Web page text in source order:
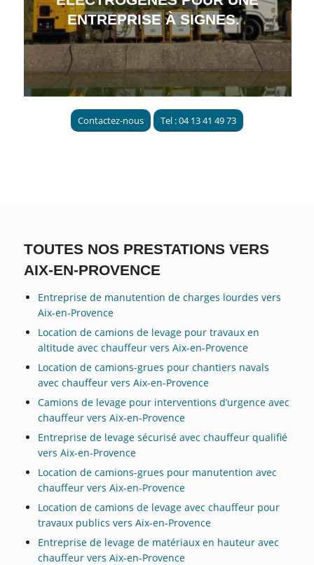
ENTREPRISE À SIGNES.
Contactez-nous Tel : 04 13 41 49 73
TOUTES NOS PRESTATIONS VERS
AIX-EN-PROVENCE
Entreprise de manutention de charges lourdes vers
Aix-en-Provence
Location de camions de levage pour travaux en
altitude avec chauffeur vers Aix-en-Provence
Location de camions-grues pour chantiers navals
avec chauffeur vers Aix-en-Provence
Camions de levage pour interventions d’urgence avec
chauffeur vers Aix-en-Provence
Entreprise de levage sécurisé avec chauffeur qualifié
vers Aix-en-Provence
Location de camions-grues pour manutention avec
chauffeur vers Aix-en-Provence
Location de camions de levage avec chauffeur pour
travaux publics vers Aix-en-Provence
Entreprise de levage de matériaux en hauteur avec
chauffeur vers Aix-en-Provence